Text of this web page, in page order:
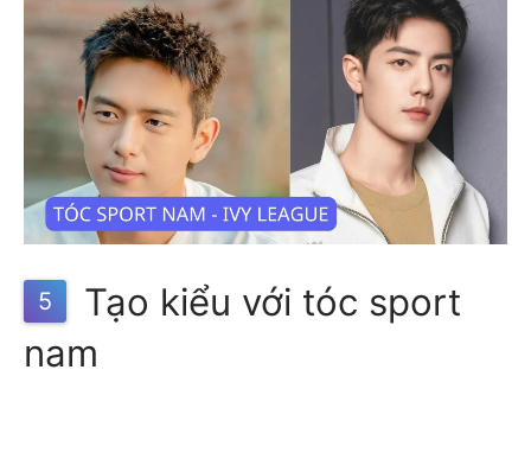
5
Tạo kiểu với tóc sport
nam